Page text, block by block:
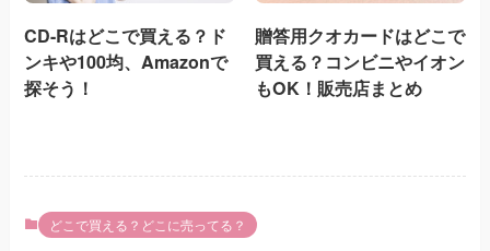
CD-Rはどこで買える？ド
ンキや100均、Amazonで
探そう！
贈答用クオカードはどこで
買える？コンビニやイオン
もOK！販売店まとめ
どこで買える？どこに売ってる？